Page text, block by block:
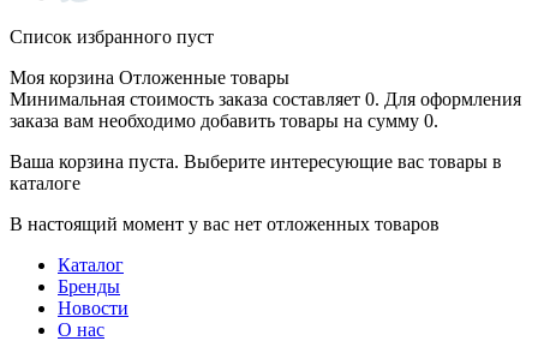
Список избранного пуст
Моя корзина Отложенные товары
Минимальная стоимость заказа составляет 0. Для оформления
заказа вам необходимо добавить товары на сумму 0.
Ваша корзина пуста. Выберите интересующие вас товары в
каталоге
В настоящий момент у вас нет отложенных товаров
Каталог
Бренды
Новости
О нас